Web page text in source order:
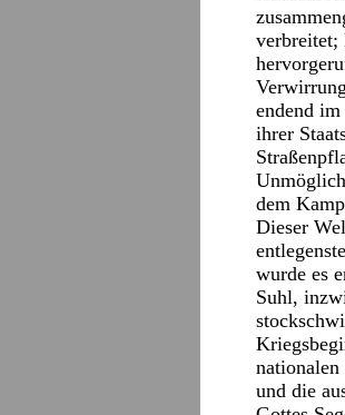
verbreitet;
endend
ihrer
dem
Dieser
wurde es
Suhl,
und die